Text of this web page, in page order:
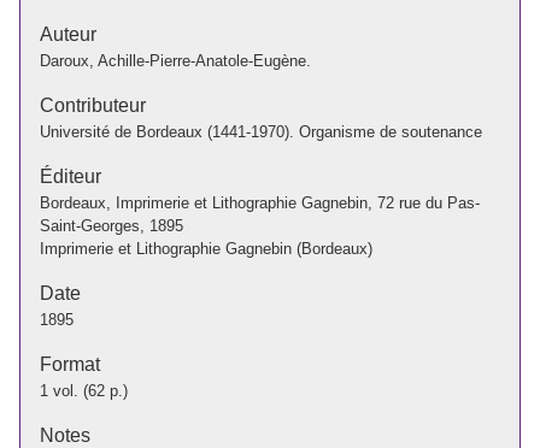
Auteur
Daroux, Achille-Pierre-Anatole-Eugène.
Contributeur
Université de Bordeaux (1441-1970). Organisme de soutenance
Éditeur
Bordeaux, Imprimerie et Lithographie Gagnebin, 72 rue du Pas-
Saint-Georges, 1895
Imprimerie et Lithographie Gagnebin (Bordeaux)
Date
1895
Format
1 vol. (62 p.)
Notes